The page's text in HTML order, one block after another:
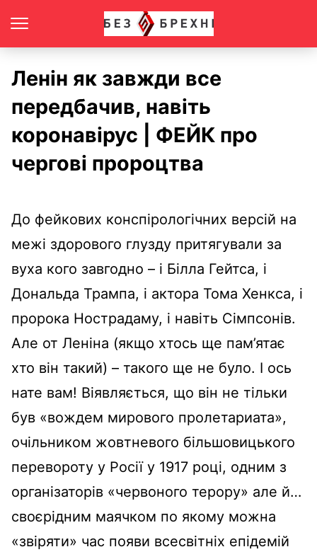
Ленін як завжди все
передбачив, навіть
коронавірус | ФЕЙК про
чергові пророцтва
До фейкових конспірологічних версій на
межі здорового глузду притягували за
вуха кого завгодно – і Білла Гейтса, і
Дональда Трампа, і актора Тома Хенкса, і
пророка Нострадаму, і навіть Сімпсонів.
Але от Леніна (якщо хтось ще пам’ятає
хто він такий) – такого ще не було. І ось
нате вам! Віявляється, що він не тільки
був «вождем мирового пролетариата»,
очільником жовтневого більшовицького
перевороту у Росії у 1917 році, одним з
організаторів «червоного терору» але й…
своєрідним маячком по якому можна
«звіряти» час появи всесвітніх епідемій